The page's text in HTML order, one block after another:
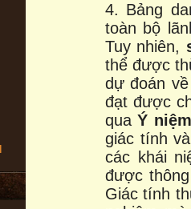
4. Bảng
toàn bộ
Tuy nhiên,
thể được
dự đoán
đạt được
quaÝ
giác tính
các khái
được
Giác tính